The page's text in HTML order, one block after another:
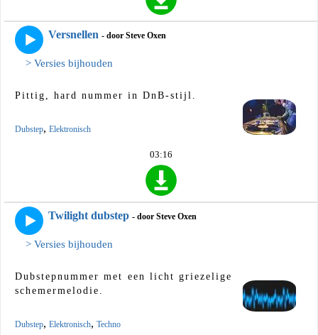
Versnellen - door Steve Oxen
> Versies bijhouden
Pittig, hard nummer in DnB-stijl.
Dubstep, Elektronisch
03:16
Twilight dubstep - door Steve Oxen
> Versies bijhouden
Dubstepnummer met een licht griezelige
schemermelodie.
Dubstep, Elektronisch, Techno